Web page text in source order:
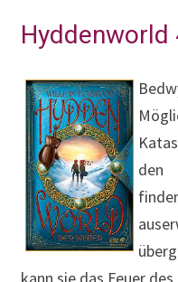
Hyddenworld
den
kann sie das Feuer